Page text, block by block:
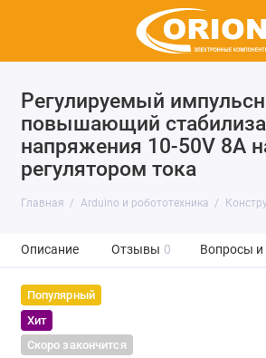
Регулируемый
повышающий
напряжения 10-50V 8А
регулятором тока
Главная Arduino и робототехника
Описание Отзывы 0 Вопросы и
Популярный
Хит
Скоро закончится